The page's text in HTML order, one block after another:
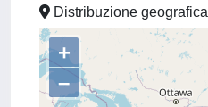
Distribuzione geografica
+
–